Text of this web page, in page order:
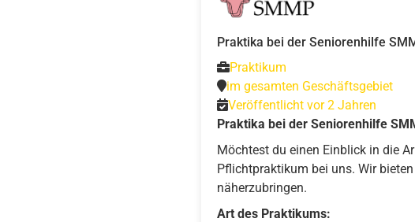
Praktika bei der Seniorenhilfe
Praktikum
im gesamten Geschäftsgebiet
Veröffentlicht vor 2 Jahren
Praktika bei der Seniorenhilfe
Möchtest du einen Einblick in die
Pflichtpraktikum bei uns. Wir
näherzubringen.
Art des Praktikums: